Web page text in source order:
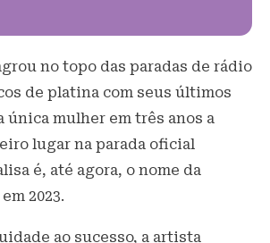
no topo das paradas de rádio
de platina com seus últimos
única mulher em três anos a
lugar na parada oficial
é, até agora, o nome da
2023.
ao sucesso, a artista